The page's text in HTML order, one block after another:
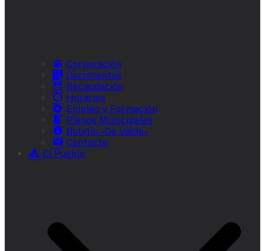
Corporación
Documentos
Recaudación
Horarios
Empleo y Formación
Plenos Municipales
Boletín «De Valde»
Contacta
El Pueblo